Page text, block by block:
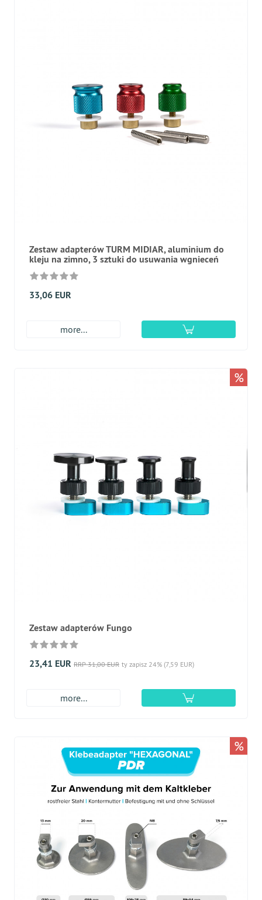
Zestaw adapterów TURM MIDIAR, aluminium do
kleju na zimno, 3 sztuki do usuwania wgnieceń
33,06 EUR
more...
Zestaw adapterów Fungo
23,41 EUR RRP 31,00 EUR ty zapisz 24% (7,59 EUR)
more...
%
%